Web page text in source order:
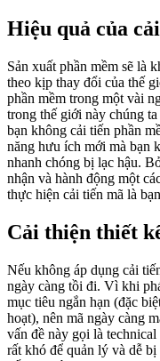
Hiệu quả của
Sản xuất phần mềm sẽ là
theo kịp thay đổi của thế
phần mềm trong một vài
trong thế giới này chúng
bạn không cải tiến phần
năng hưu ích mới mà bạn
nhanh chóng bị lạc hậu.
nhận và hành động một
thực hiện cải tiến mã là
Cải thiện thiết
Nếu không áp dụng cải
ngày càng tồi đi. Vì khi
mục tiêu ngắn hạn (đặc
hoạt), nên mã ngày càng
vấn đề này gọi là
rất khó để quản lý và dễ